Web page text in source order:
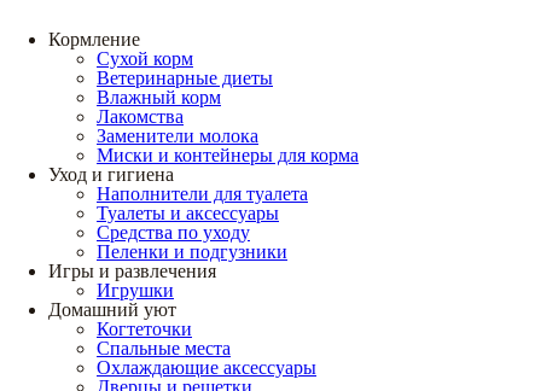
Кормление
Сухой корм
Ветеринарные диеты
Влажный корм
Лакомства
Заменители молока
Миски и контейнеры для корма
Уход и гигиена
Наполнители для туалета
Туалеты и аксессуары
Средства по уходу
Пеленки и подгузники
Игры и развлечения
Игрушки
Домашний уют
Когтеточки
Спальные места
Охлаждающие аксессуары
Дверцы и решетки